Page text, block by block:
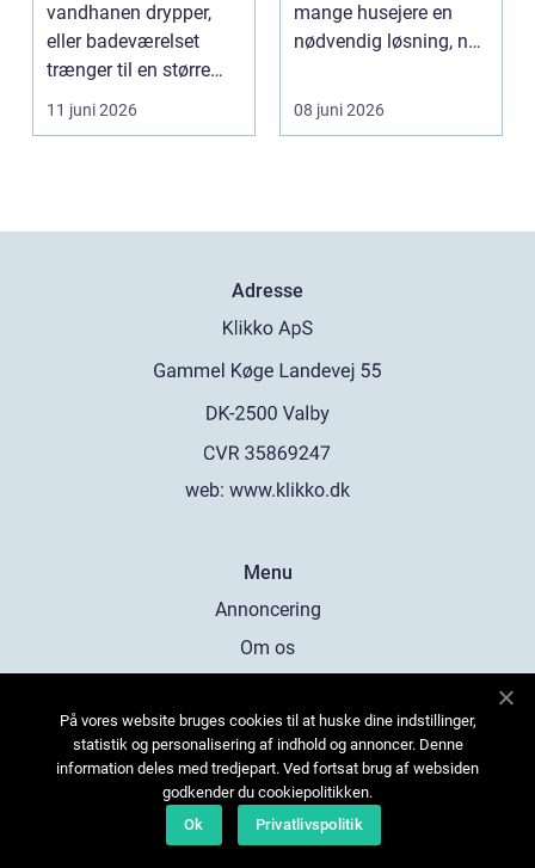
vandhanen drypper,
eller badeværelset
trænger til en større
renovering, er en dy...
11 juni 2026
mange husejere en
nødvendig løsning, når
mørke, ut...
08 juni 2026
Adresse
web: www.klikko.dk
Menu
Annoncering
Om os
Kontakt os
Sitemap
På vores website bruges cookies til at huske dine indstillinger,
statistik og personalisering af indhold og annoncer. Denne
information deles med tredjepart. Ved fortsat brug af websiden
godkender du cookiepolitikken.
Ok
Privatlivspolitik